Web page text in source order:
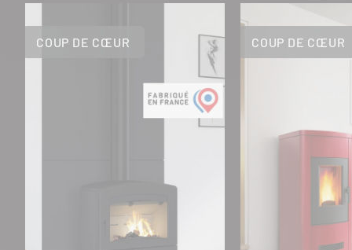
COUP DE CŒUR COUP DE CŒUR